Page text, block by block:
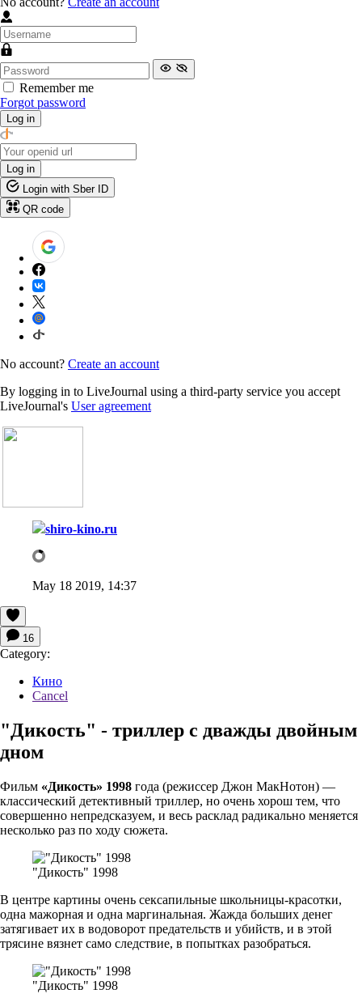
Remember me
Forgot password
Log in
Log in
Login with Sber ID
QR code
No account? Create an account
By logging in to LiveJournal using a third-party service you accept
LiveJournal's User agreement
shiro-kino.ru
May 18 2019, 14:37
16
Category:
Кино
Cancel
"Дикость" - триллер с дважды двойным
дном
Фильм «Дикость» 1998 года (режиссер Джон МакНотон) —
классический детективный триллер, но очень хорош тем, что
совершенно непредсказуем, и весь расклад радикально меняется
несколько раз по ходу сюжета.
"Дикость" 1998
В центре картины очень сексапильные школьницы-красотки,
одна мажорная и одна маргинальная. Жажда больших денег
затягивает их в водоворот предательств и убийств, и в этой
трясине вязнет само следствие, в попытках разобраться.
"Дикость" 1998